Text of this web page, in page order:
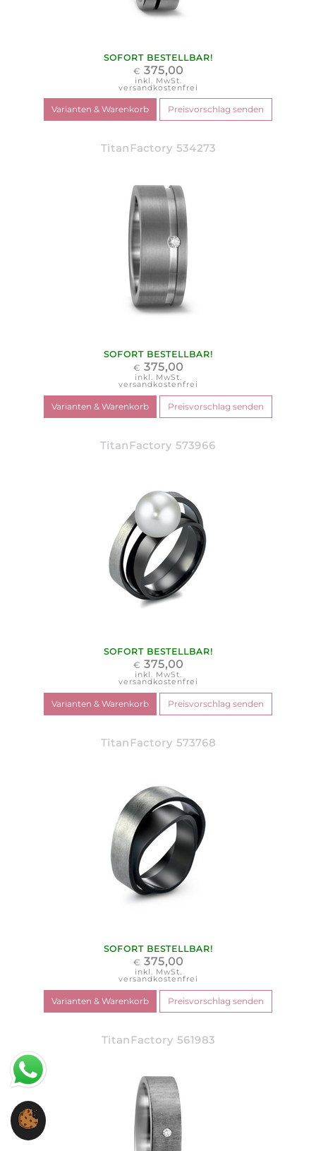
SOFORT BESTELLBAR!
€ 375,00
inkl. MwSt.
versandkostenfrei
TitanFactory 534273
SOFORT BESTELLBAR!
€ 375,00
inkl. MwSt.
versandkostenfrei
TitanFactory 573966
SOFORT BESTELLBAR!
€ 375,00
inkl. MwSt.
versandkostenfrei
TitanFactory 573768
SOFORT BESTELLBAR!
€ 375,00
inkl. MwSt.
versandkostenfrei
TitanFactory 561983